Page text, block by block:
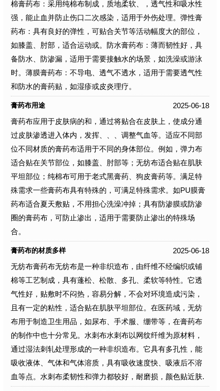
棉膏药布：采用纯棉布制成，质地柔软、，透气性和吸水性
强，能止血并防止伤口二次感染，适用于外伤处理。弹性膏
药布：具有良好的弹性，可贴合关节等活动幅度大的部位，
如膝盖、肘部，适合运动或。防水膏药布：薄而韧性好，具
备防水、防渗漏，适用于需要接触水的场景，如洗澡或游泳
时。薄膜膏药布：不导电、透气不透水，适用于需要透气性
和防水的膏药贴，如湿疹或皮炎理疗。
膏药布用途
2025-06-18
膏药布应用于皮肤病的和，通过将贴合在皮肤上，使成分通
过皮肤渗透进入体内，发挥、、、调整气血等。适应不同部
位不同材质的膏药布适用于不同的身体部位。例如，弹力布
适合贴在关节部位，如膝盖、肘部等；无纺布适合贴在肌肤
平坦部位；纯棉布可用于老式黑膏药、狗皮膏药等。满足特
殊需求一些膏药布具有特殊的，可满足特殊需求。如PU膜膏
药布适合夏天敷贴，不用担心洗澡冲掉；具有防渗膜或防渗
圈的膏药布，可防止渗出，适用于需要防止渗出的特殊场
合。
膏药布的材质多样
2025-06-18
无纺布膏药布无纺布是一种非织造布，由纤维不经编织或铺
棉等工艺制成，具有蓬松、松散、多孔、柔软等特性。它透
气性好，贴敷时不闷热，容易分解，不会对环境造成污染，
且有一定的粘性，适合贴在肌肤平坦部位。在医药域，无纺
布用于制造卫生用品，如尿布、手术服、绷带等，在膏药布
的制作中也十分常见。水刺布水刺布以网纹纤维为原材料，
通过湿法刺轧处理形成的一种非织造布。它具有多孔性，能
吸收液体、气体和气体溶质，具有吸收速度快、吸液后不溶
血等点。水刺布柔韧性和弹力都较好，耐磨损，颜色贴近肤.